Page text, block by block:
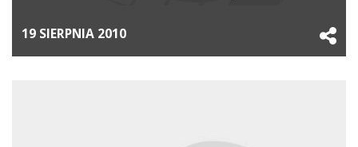
19 SIERPNIA 2010